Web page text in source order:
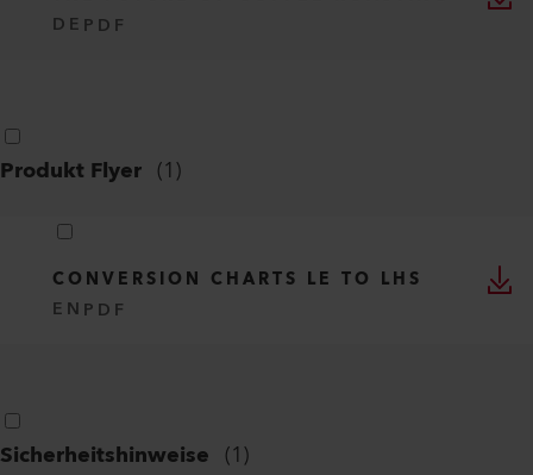
DE PDF
Produkt Flyer (1)
CONVERSION CHARTS LE TO LHS
EN PDF
Sicherheitshinweise (1)